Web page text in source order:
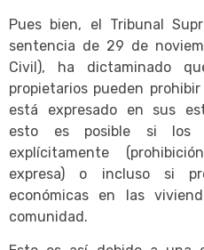
Pues bien, el Tribunal
sentencia de 29 de
Civil), ha dictaminado
propietarios pueden
está expresado en sus
esto es posible si los
explícitamente
expresa) o incluso si
económicas en las
comunidad.